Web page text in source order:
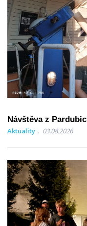
Návštěva z Pardubic
Aktuality 03.08.2026